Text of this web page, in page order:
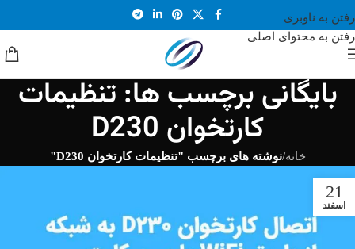
رفتن به ناوبری
رفتن به محتوای اصلی
بایگانی برچسب ها: تنظیمات
کارتخوان D230
خانه/نوشته های برچسب "تنظیمات کارتخوان D230"
21
اسفند